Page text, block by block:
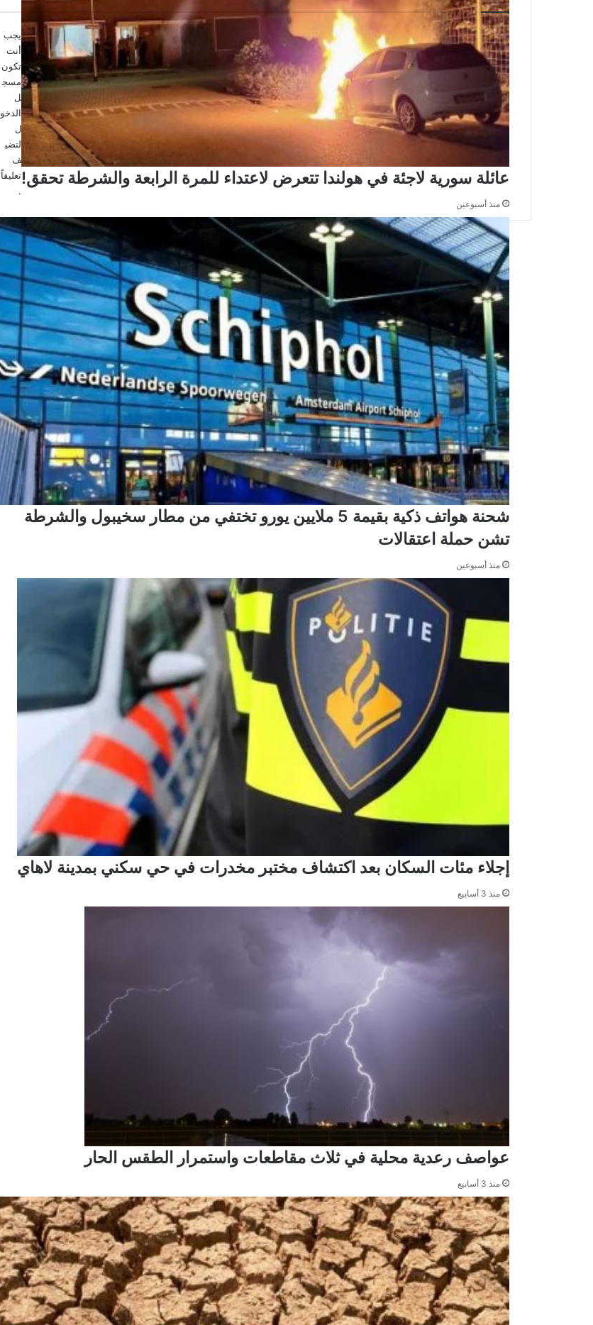
عائلة سورية لاجئة في هولندا تتعرض لاعتداء للمرة الرابعة والشرطة تحقق!
منذ أسبوعين
شحنة هواتف ذكية بقيمة 5 ملايين يورو تختفي من مطار سخيبول والشرطة
تشن حملة اعتقالات
منذ أسبوعين
إجلاء مئات السكان بعد اكتشاف مختبر مخدرات في حي سكني بمدينة لاهاي
منذ 3 أسابيع
عواصف رعدية محلية في ثلاث مقاطعات واستمرار الطقس الحار
منذ 3 أسابيع
يجب
أنت
تكون
مسج
ل
الدخو
ل
لتضي
ف
تعليقاً
.